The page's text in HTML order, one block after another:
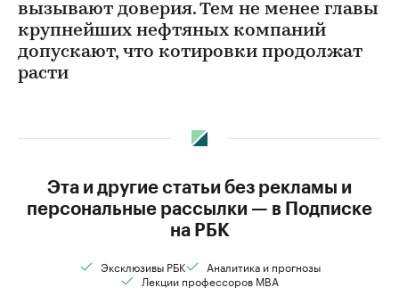
вызывают доверия. Тем не менее главы
крупнейших нефтяных компаний
допускают, что котировки продолжат
расти
Эта и другие статьи без рекламы и
персональные рассылки — в Подписке
на РБК
Эксклюзивы РБК
Аналитика и прогнозы
Лекции профессоров MBA